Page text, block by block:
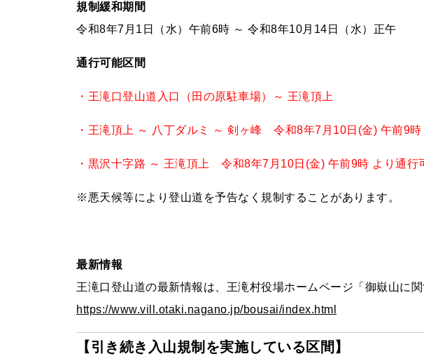
規制緩和期間
令和8年7月1日（水）午前6時 ～ 令和8年10月14日（水）正午
通行可能区間
・王滝口登山道入口（田の原駐車場）～ 王滝頂上
・王滝頂上 ～ 八丁ダルミ ～ 剣ヶ峰 令和8年7月10日(金) 午前9
・黒沢十字路 ～ 王滝頂上 令和8年7月10日(金) 午前9時 より通行
※悪天候等により登山道を予告なく規制することがあります。
最新情報
王滝口登山道の最新情報は、王滝村役場ホームページ「御嶽山に
https://www.vill.otaki.nagano.jp/bousai/index.html
【引き続き入山規制を実施している区間】